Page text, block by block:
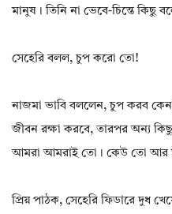
মানুষ। তিনি না ভেবে-চিন্তে কিছু
সেহেরি বলল, চুপ করো তো!
নাজমা ভাবি বললেন, চুপ করব
জীবন রক্ষা করবে, তারপর অন্য
আমরা আমরাই তো। কেউ তো আর
প্রিয় পাঠক, সেহেরি ফিডারে দুধ